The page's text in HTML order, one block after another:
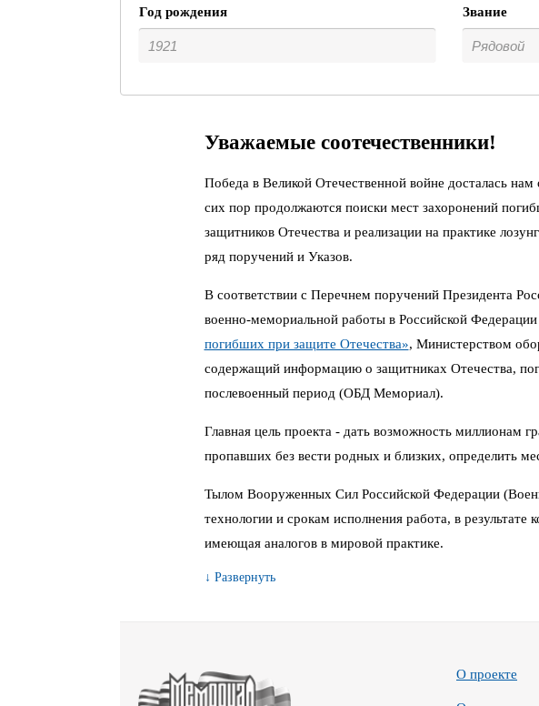
Год рождения Звание
Уважаемые соотечественники!
Победа в Великой Отечественной войне досталась
сих пор продолжаются поиски мест захоронений
защитников Отечества и реализации на практике
ряд поручений и Указов.
В соответствии с Перечнем поручений Президента
военно-мемориальной работы в Российской
погибших при защите Отечества», Министерством
содержащий информацию о защитниках Отечества,
послевоенный период (ОБД Мемориал).
Главная цель проекта - дать возможность миллионам
пропавших без вести родных и близких, определить
Тылом Вооруженных Сил Российской Федерации
технологии и срокам исполнения работа, в
имеющая аналогов в мировой практике.
↓ Развернуть
О проекте